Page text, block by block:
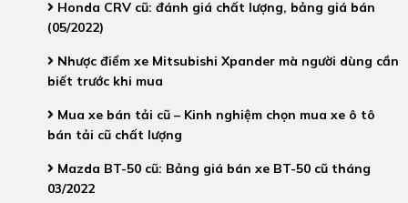
Honda CRV cũ: đánh giá chất lượng, bảng giá bán
(05/2022)
Nhược điểm xe Mitsubishi Xpander mà người dùng cần
biết trước khi mua
Mua xe bán tải cũ – Kinh nghiệm chọn mua xe ô tô
bán tải cũ chất lượng
Mazda BT-50 cũ: Bảng giá bán xe BT-50 cũ tháng
03/2022